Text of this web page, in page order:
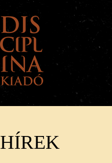
A KIADÓRÓL
HÍREK